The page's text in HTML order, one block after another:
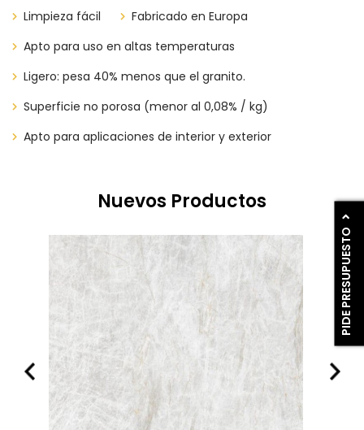
PIDE PRESUPUESTO
Limpieza fácil
​​​​Fabricado en Europa
Apto para uso en altas temperaturas
Ligero: pesa 40% menos que el granito.
Superficie no porosa (menor al 0,08% / kg)
Apto para aplicaciones de interior y exterior
Nuevos Productos